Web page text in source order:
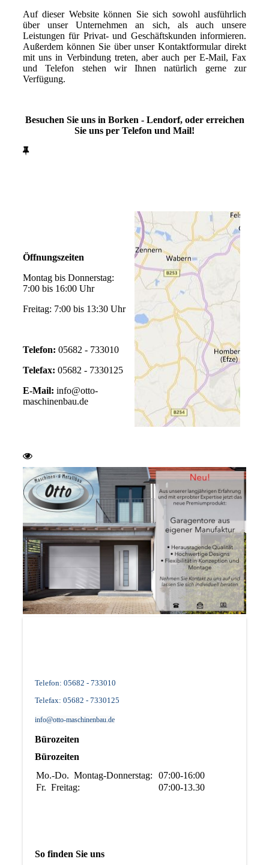
Auf dieser Website können Sie sich sowohl ausführlich
über unser Unternehmen an sich, als auch unsere
Leistungen für Privat- und Geschäftskunden informieren.
Außerdem können Sie über unser Kontaktformular direkt
mit uns in Verbindung treten, aber auch per E-Mail, Fax
und Telefon stehen wir Ihnen natürlich gerne zur
Verfügung.
Besuchen Sie uns in Borken - Lendorf, oder erreichen
Sie uns per Telefon und Mail!
Öffnungszeiten
Montag bis Donnerstag:
7:00 bis 16:00 Uhr
Freitag: 7:00 bis 13:30 Uhr
Telefon: 05682 - 733010
Telefax: 05682 - 7330125
E-Mail: info@otto-
maschinenbau.de
Telefon: 05682 - 733010
Telefax: 05682 - 7330125
info@otto-maschinenbau.de
Bürozeiten
Bürozeiten
Mo.-Do. Montag-Donnerstag:
07:00-16:00
Fr. Freitag: 07:00-13.30
So finden Sie uns